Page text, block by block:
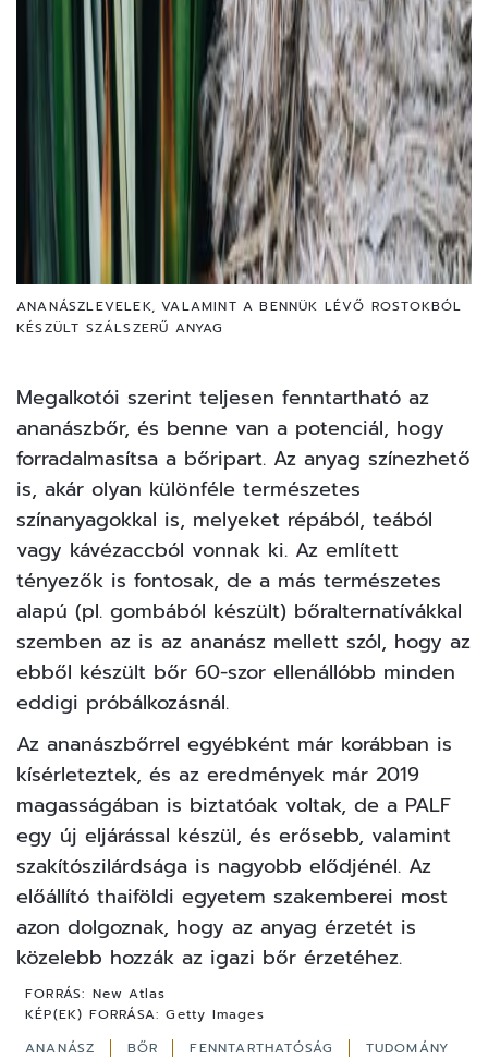
ANANÁSZLEVELEK, VALAMINT A BENNÜK LÉVŐ ROSTOKBÓL
KÉSZÜLT SZÁLSZERŰ ANYAG
Megalkotói szerint teljesen fenntartható az
ananászbőr, és benne van a potenciál, hogy
forradalmasítsa a bőripart. Az anyag színezhető
is, akár olyan különféle természetes
színanyagokkal is, melyeket répából, teából
vagy kávézaccból vonnak ki. Az említett
tényezők is fontosak, de a más természetes
alapú (pl. gombából készült) bőralternatívákkal
szemben az is az ananász mellett szól, hogy az
ebből készült bőr 60-szor ellenállóbb minden
eddigi próbálkozásnál.
Az ananászbőrrel egyébként már korábban is
kísérleteztek, és az eredmények már 2019
magasságában is biztatóak voltak, de a PALF
egy új eljárással készül, és erősebb, valamint
szakítószilárdsága is nagyobb elődjénél. Az
előállító thaiföldi egyetem szakemberei most
azon dolgoznak, hogy az anyag érzetét is
közelebb hozzák az igazi bőr érzetéhez.
FORRÁS: New Atlas
KÉP(EK) FORRÁSA: Getty Images
ANANÁSZ
BŐR FENNTARTHATÓSÁG TUDOMÁNY